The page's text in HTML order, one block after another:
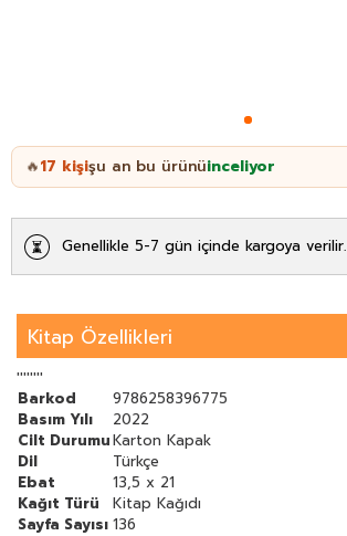
🔥17 kişişu an bu ürünüinceliyor
Genellikle 5-7 gün içinde kargoya verilir.
Kitap Özellikleri
''''''''
Barkod
9786258396775
Basım Yılı
2022
Cilt DurumuKarton Kapak
Dil
Türkçe
Ebat
13,5 x 21
Kağıt Türü
Kitap Kağıdı
Sayfa Sayısı 136